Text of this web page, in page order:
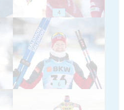
4
6